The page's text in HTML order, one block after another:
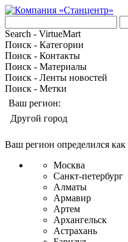
Search - VirtueMart
Поиск - Категории
Поиск - Контакты
Поиск - Материалы
Поиск - Ленты новостей
Поиск - Метки
Ваш регион:
Другой город
Ваш регион определился как
Москва
Санкт-петербург
Алматы
Армавир
Артем
Архангельск
Астрахань